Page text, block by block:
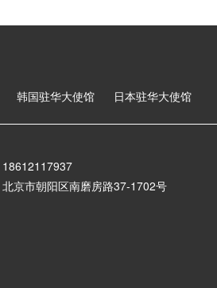
韩国驻华大使馆 日本驻华大使馆
18612117937
北京市朝阳区南磨房路37-1702号